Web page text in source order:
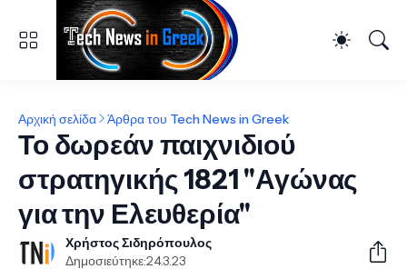
Αρχική σελίδα Άρθρα του Tech News in Greek
Το δωρεάν παιχνιδιού
στρατηγικής 1821 ''Αγώνας
για την Ελευθερία''
Χρήστος Σιδηρόπουλος
Δημοσιεύτηκε:24.3.23